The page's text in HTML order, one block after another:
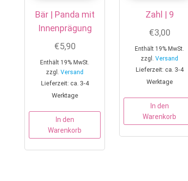
Bär | Panda mit
Innenprägung
€5,90
Enthält 19% MwSt.
zzgl.Versand
Lieferzeit: ca. 3-4
Werktage
In den
Warenkorb
Zahl | 9
€3,00
Enthält 19% MwSt.
zzgl.Versand
Lieferzeit: ca. 3-4
Werktage
In den
Warenkorb